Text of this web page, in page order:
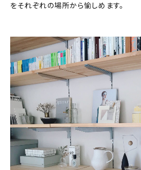
をそれぞれの場所から愉しめます。